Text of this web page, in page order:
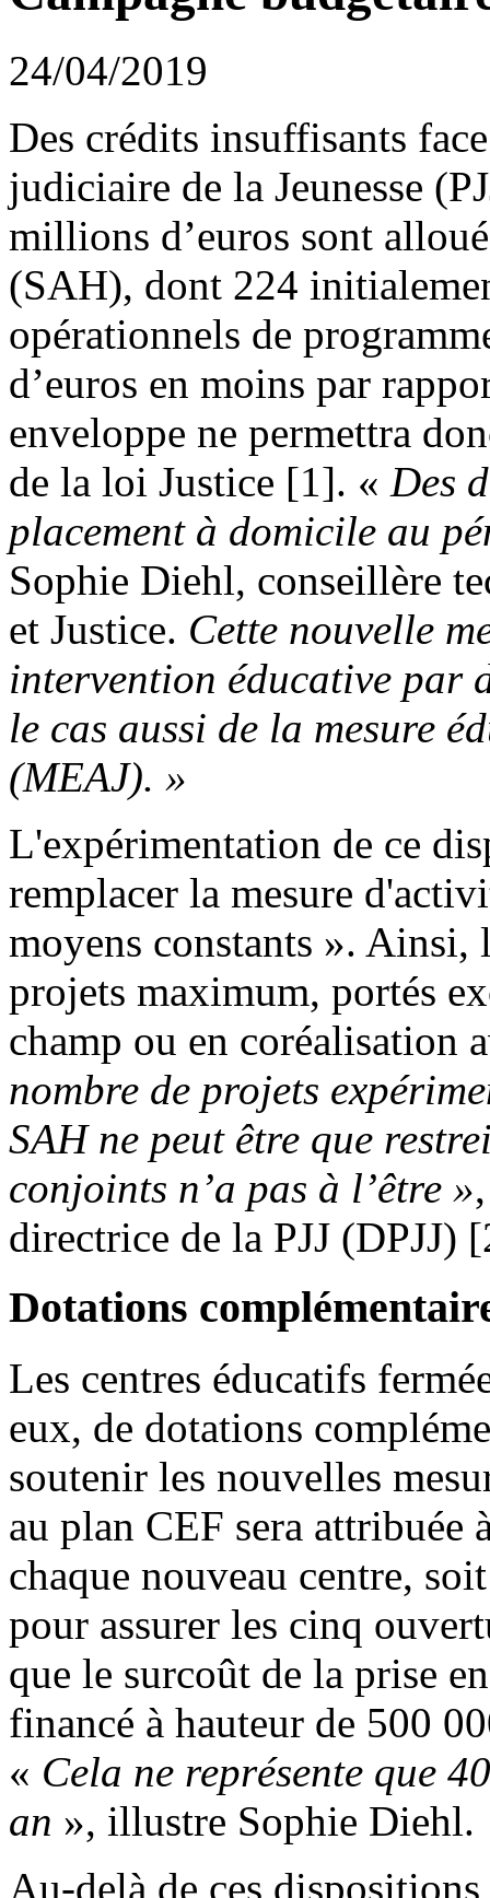
24/04/2019
Des crédits insuffisants
judiciaire de la Jeunesse
millions d’euros sont
(SAH), dont 224
opérationnels de
d’euros en moins par
enveloppe ne permettra
de la loi Justice [1]. « Des
placement à domicile au
Sophie Diehl, conseillère
et Justice. Cette nouvelle
intervention éducative par
le cas aussi de la mesure
(MEAJ). »
L'expérimentation de ce
remplacer la mesure
moyens constants ».
projets maximum, portés
champ ou en coréalisation
nombre de projets
SAH ne peut être que
conjoints n’a pas à l’être »
directrice de la PJJ (DPJJ)
Dotations
Les centres éducatifs
eux, de dotations
soutenir les nouvelles
au plan CEF sera attribuée
chaque nouveau centre,
pour assurer les cinq
que le surcoût de la prise
financé à hauteur de 500
« Cela ne représente que
an », illustre Sophie Diehl.
Au-delà de ces